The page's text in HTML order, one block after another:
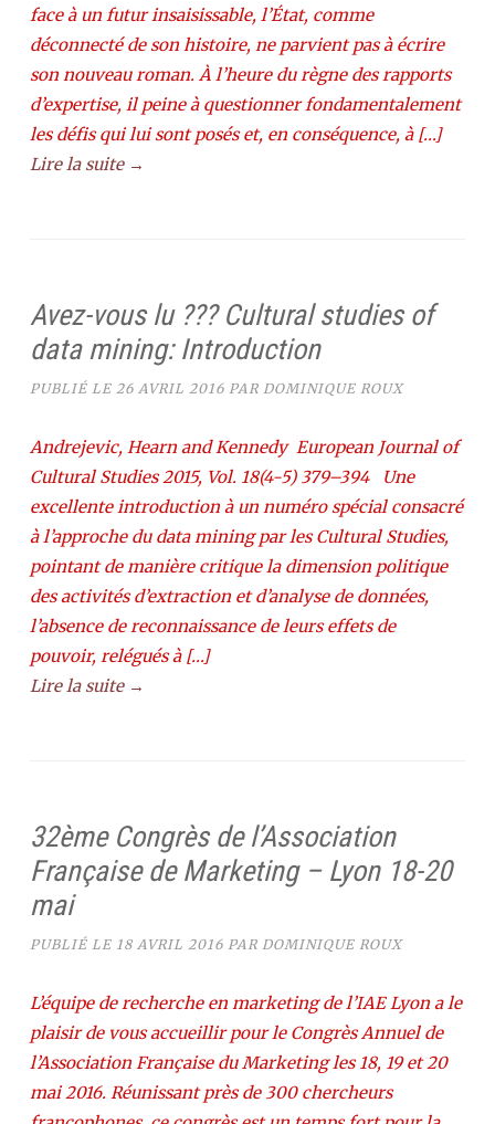
face à un futur insaisissable, l’État, comme
déconnecté de son histoire, ne parvient pas à écrire
son nouveau roman. À l’heure du règne des rapports
d’expertise, il peine à questionner fondamentalement
les défis qui lui sont posés et, en conséquence, à […]
Lire la suite →
Avez-vous lu ??? Cultural studies of
data mining: Introduction
PUBLIÉ LE 26 AVRIL 2016 PAR DOMINIQUE ROUX
Andrejevic, Hearn and Kennedy European Journal of
Cultural Studies 2015, Vol. 18(4-5) 379–394 Une
excellente introduction à un numéro spécial consacré
à l’approche du data mining par les Cultural Studies,
pointant de manière critique la dimension politique
des activités d’extraction et d’analyse de données,
l’absence de reconnaissance de leurs effets de
pouvoir, relégués à […]
Lire la suite →
32ème Congrès de l’Association
Française de Marketing – Lyon 18-20
mai
PUBLIÉ LE 18 AVRIL 2016 PAR DOMINIQUE ROUX
L’équipe de recherche en marketing de l’IAE Lyon a le
plaisir de vous accueillir pour le Congrès Annuel de
l’Association Française du Marketing les 18, 19 et 20
mai 2016. Réunissant près de 300 chercheurs